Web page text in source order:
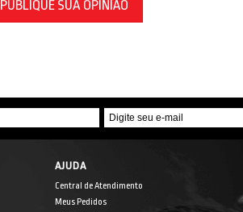
PUBLIQUE SUA OPINIÃO
AJUDA
Central de Atendimento
Meus Pedidos